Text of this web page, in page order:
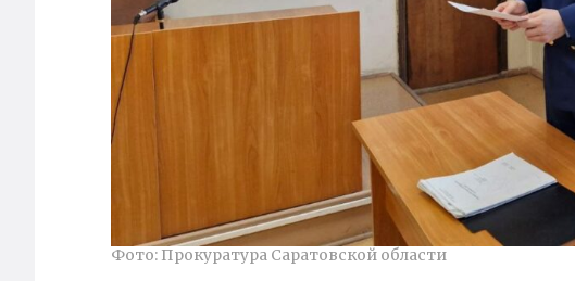
Фото: Прокуратура Саратовской области